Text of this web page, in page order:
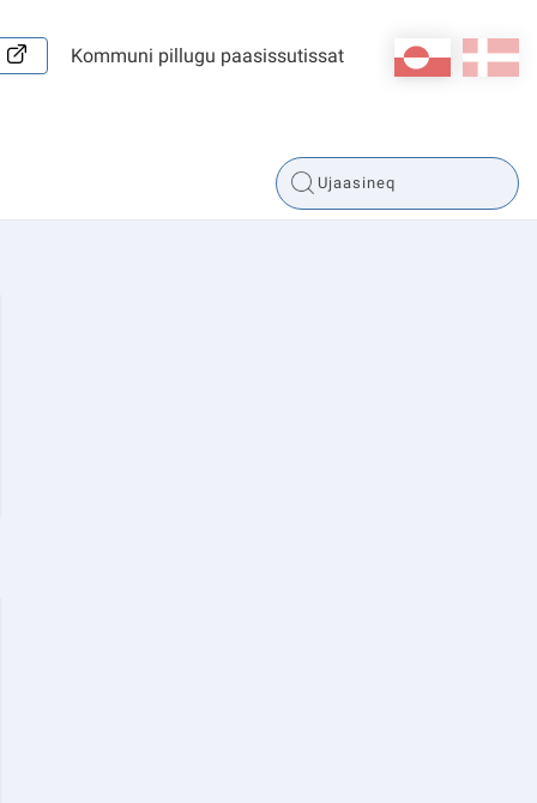
da
kl-GL
Kommuni pillugu paasissutissat